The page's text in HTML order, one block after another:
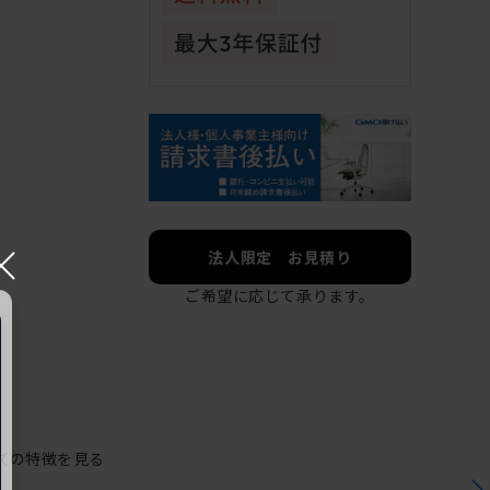
法人限定 お見積り
ご希望に応じて承ります。
の特徴を見る